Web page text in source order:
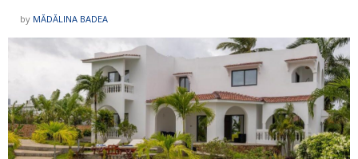
by MĂDĂLINA BADEA